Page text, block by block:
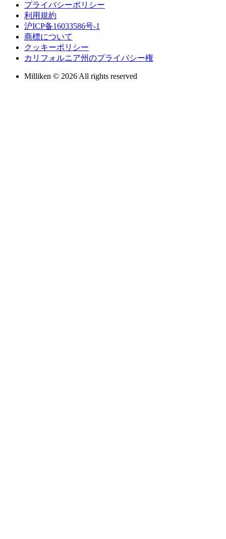
プライバシーポリシー
利用規約
沪ICP备16033586号-1
商標について
クッキーポリシー
カリフォルニア州のプライバシー権
Milliken © 2026 All rights reserved